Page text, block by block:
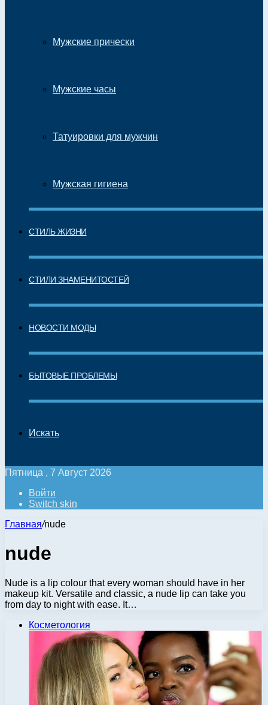
Мужские прически
Мужские часы
Татуировки для мужчин
Мужская гигиена
СТИЛЬ ЖИЗНИ
СТИЛИ ЗНАМЕНИТОСТЕЙ
НОВОСТИ МОДЫ
БЫТОВЫЕ ПРОБЛЕМЫ
Искать
Пятница , 7 Август 2026
Войти
Switch skin
Главная/nude
nude
Nude is a lip colour that every woman should have in her
makeup kit. Versatile and classic, a nude lip can take you
from day to night with ease. It…
Косметология